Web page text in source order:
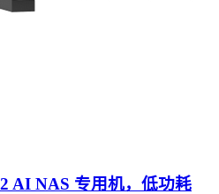
AI NAS 专用机，低功耗